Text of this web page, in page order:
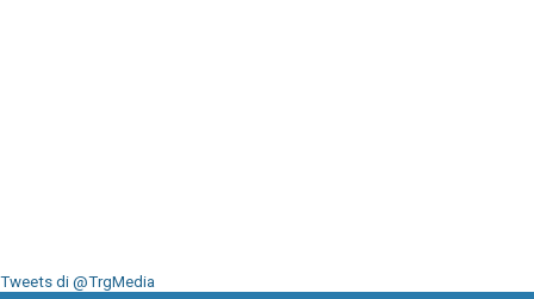
Tweets di @TrgMedia